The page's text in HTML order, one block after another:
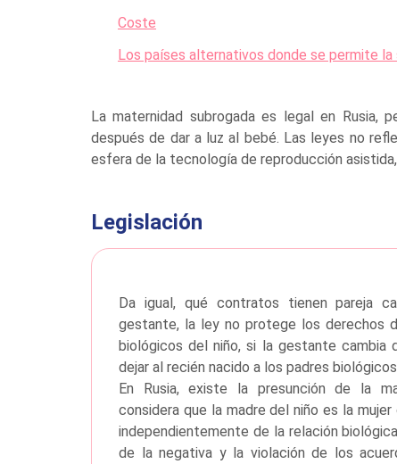
Coste
Los países alternativos donde se permite la
La maternidad subrogada es legal en Rusia,
después de dar a luz al bebé. Las leyes no
esfera de la tecnología de reproducción
Legislación
Da igual, qué contratos tienen pareja
gestante, la ley no protege los derechos
biológicos del niño, si la gestante cambia
dejar al recién nacido a los padres
En Rusia, existe la presunción de la
considera que la madre del niño es la mujer
independientemente de la relación
de la negativa y la violación de los